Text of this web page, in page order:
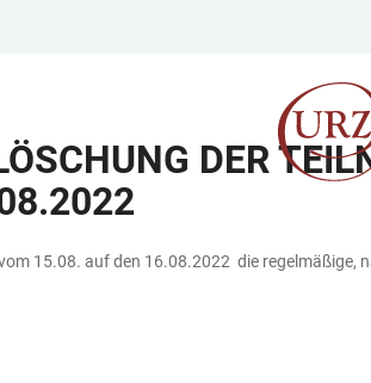
DER
15.08. auf den 16.08.2022 die